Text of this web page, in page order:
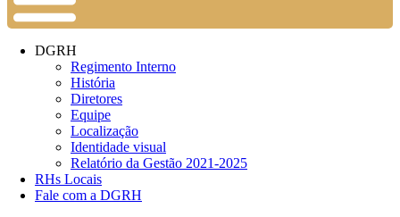
DGRH
Regimento Interno
História
Diretores
Equipe
Localização
Identidade visual
Relatório da Gestão 2021-2025
RHs Locais
Fale com a DGRH